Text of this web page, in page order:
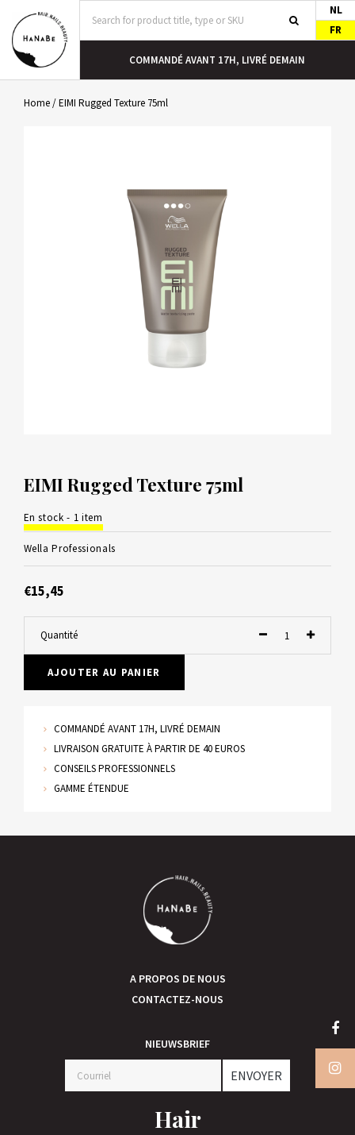
NL
FR
COMMANDÉ AVANT 17H, LIVRÉ DEMAIN
Home/EIMI Rugged Texture 75ml
EIMI Rugged Texture 75ml
En stock - 1 item
Wella Professionals
€15,45
Quantité
AJOUTER AU PANIER
COMMANDÉ AVANT 17H, LIVRÉ DEMAIN
LIVRAISON GRATUITE À PARTIR DE 40 EUROS
CONSEILS PROFESSIONNELS
GAMME ÉTENDUE
A PROPOS DE NOUS
CONTACTEZ-NOUS
NIEUWSBRIEF
ENVOYER
Hair